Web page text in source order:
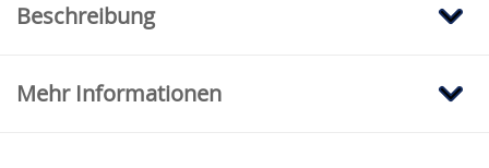
Beschreibung
Mehr Informationen